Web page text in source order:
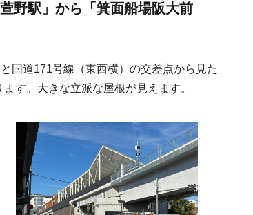
野駅」から「箕面船場阪大前
国道171号線（東西横）の交差点から見た
す。大きな立派な屋根が見えます。